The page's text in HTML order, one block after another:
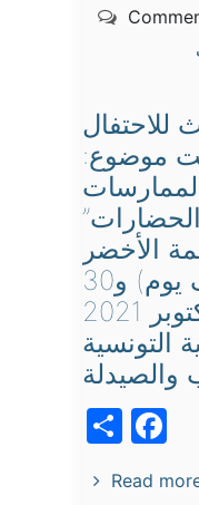
للاحتفال
موضوع:
الأخضر
أيام 28 و29 (نصف يوم) و30
التونسية
والصيدلة
Read